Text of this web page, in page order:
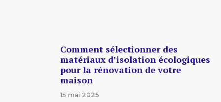
Comment sélectionner des
matériaux d’isolation écologiques
pour la rénovation de votre
maison
15 mai 2025